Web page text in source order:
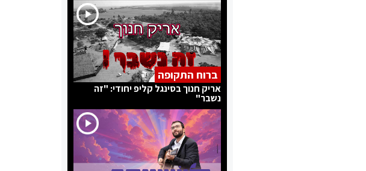
ברוח התקופה
אריק חנוך בסינגל קליפ יחודי: "זה
נשבר"